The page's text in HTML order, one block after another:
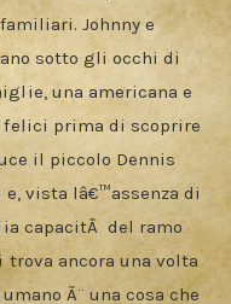
Johnny e
sotto gli occhi di
una americana e
prima di scoprire
il piccolo Dennis
e, vista lâ€™assenza di
capacitÃ  del ramo
trova ancora una volta
Ã¨ una cosa che